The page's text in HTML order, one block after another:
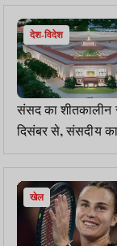
देश-विदेश
संसद का
दिसंबर से, संसदीय
किरेन रिजिजू ने दी
खेल